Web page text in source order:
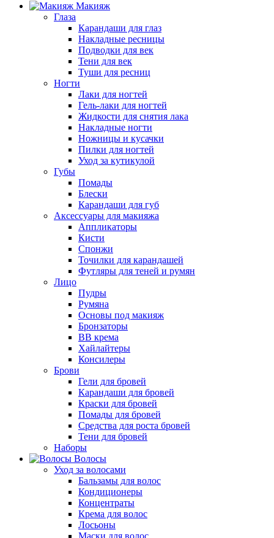
Макияж
Глаза
Карандаши для глаз
Накладные ресницы
Подводки для век
Тени для век
Туши для ресниц
Ногти
Лаки для ногтей
Гель-лаки для ногтей
Жидкости для снятия лака
Накладные ногти
Ножницы и кусачки
Пилки для ногтей
Уход за кутикулой
Губы
Помады
Блески
Карандаши для губ
Аксессуары для макияжа
Аппликаторы
Кисти
Спонжи
Точилки для карандашей
Футляры для теней и румян
Лицо
Пудры
Румяна
Основы под макияж
Бронзаторы
BB крема
Хайлайтеры
Консилеры
Брови
Гели для бровей
Карандаши для бровей
Краски для бровей
Помады для бровей
Средства для роста бровей
Тени для бровей
Наборы
Волосы
Уход за волосами
Бальзамы для волос
Кондиционеры
Концентраты
Крема для волос
Лосьоны
Маски для волос